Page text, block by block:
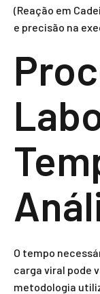
(Reação em
e precisão na
O tempo
carga viral pode
metodologia